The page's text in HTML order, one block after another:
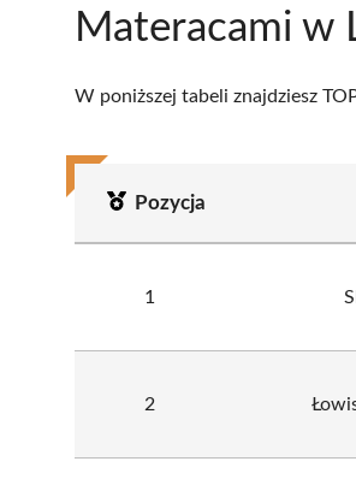
Materacami w
W poniższej tabeli znajdziesz
Pozycja
1
2